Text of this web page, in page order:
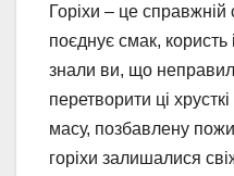
Горіхи – це
поєднує смак, користь
знали ви, що
перетворити ці
масу, позбавлену
горіхи залишалися